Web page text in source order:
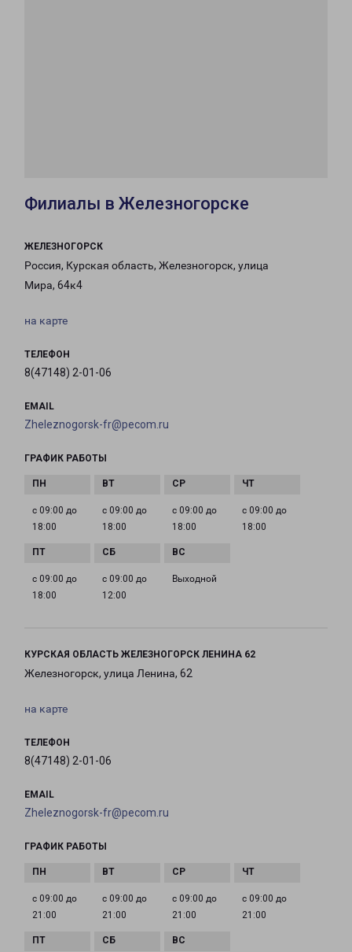
Филиалы в Железногорске
ЖЕЛЕЗНОГОРСК
Россия, Курская область, Железногорск, улица
Мира, 64к4
на карте
ТЕЛЕФОН
8(47148) 2-01-06
EMAIL
Zheleznogorsk-fr@pecom.ru
ГРАФИК РАБОТЫ
с 09:00 до
18:00
с 09:00 до
18:00
с 09:00 до
18:00
с 09:00 до
18:00
с 09:00 до
18:00
с 09:00 до
12:00
Выходной
КУРСКАЯ ОБЛАСТЬ ЖЕЛЕЗНОГОРСК ЛЕНИНА 62
Железногорск, улица Ленина, 62
на карте
ТЕЛЕФОН
8(47148) 2-01-06
EMAIL
Zheleznogorsk-fr@pecom.ru
ГРАФИК РАБОТЫ
с 09:00 до
21:00
с 09:00 до
21:00
с 09:00 до
21:00
с 09:00 до
21:00